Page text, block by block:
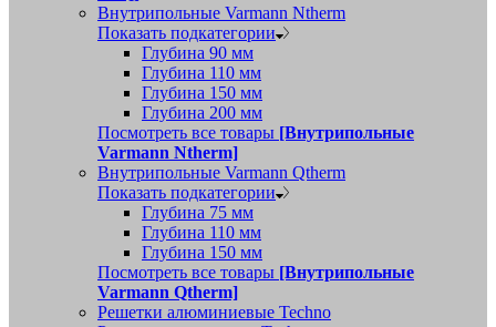
Внутрипольные Varmann Ntherm
Показать подкатегории
Глубина 90 мм
Глубина 110 мм
Глубина 150 мм
Глубина 200 мм
Посмотреть все товары [Внутрипольные
Varmann Ntherm]
Внутрипольные Varmann Qtherm
Показать подкатегории
Глубина 75 мм
Глубина 110 мм
Глубина 150 мм
Посмотреть все товары [Внутрипольные
Varmann Qtherm]
Решетки алюминиевые Techno